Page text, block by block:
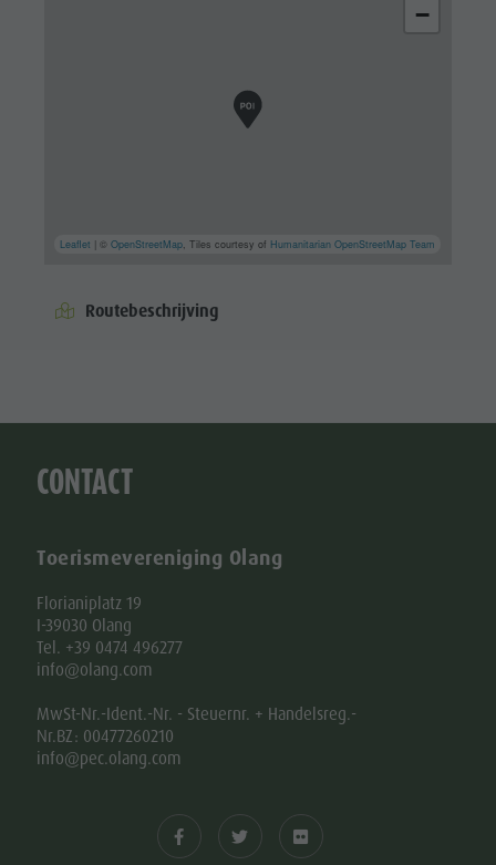
−
Leaflet | ©OpenStreetMap, Tiles courtesy of Humanitarian OpenStreetMap Team
Routebeschrijving
CONTACT
Toerismevereniging Olang
Florianiplatz 19
I-39030 Olang
Tel. +39 0474 496277
info@olang.com
MwSt-Nr.-Ident.-Nr. - Steuernr. + Handelsreg.-
Nr.BZ: 00477260210
info@pec.olang.com